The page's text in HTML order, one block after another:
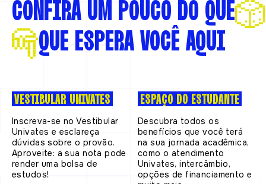
CONFIRA UM POUCO DO QUE
QUE ESPERA VOCÊ AQUI
VESTIBULAR UNIVATES
Inscreva-se no Vestibular
Univates e esclareça
dúvidas sobre o provão.
Aproveite: a sua nota pode
render uma bolsa de
estudos!
ESPAÇO DO ESTUDANTE
Descubra todos os
benefícios que você terá
na sua jornada acadêmica,
como o atendimento
Univates, intercâmbio,
opções de financiamento e